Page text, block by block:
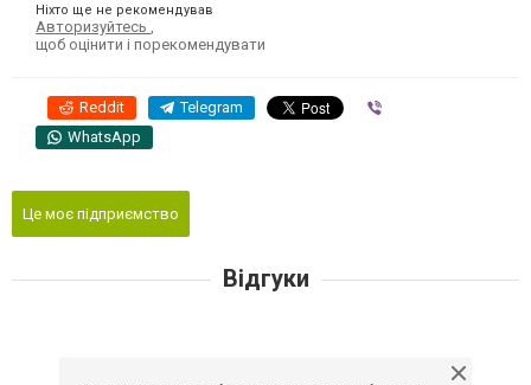
Ніхто ще не рекомендував
Авторизуйтесь
щоб оцінити і порекомендувати
Reddit Telegram
WhatsApp
Це моє підприємство
Відгуки